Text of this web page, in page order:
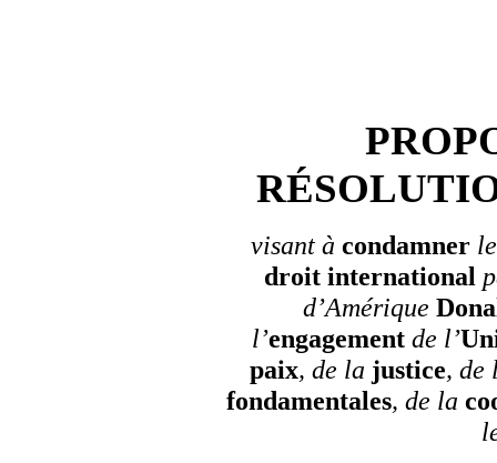
visant à condamner
droit international
d’Amérique
l’engagement de l’
paix, de la justice, de
fondamentales, de la